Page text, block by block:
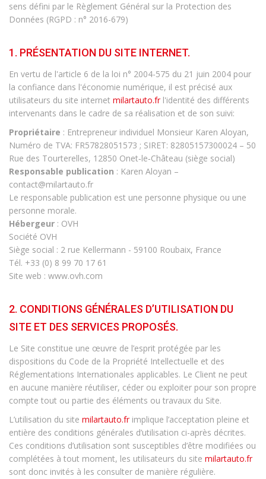
sens défini par le Règlement Général sur la Protection des
Données (RGPD : n° 2016-679)
1. PRÉSENTATION DU SITE INTERNET.
En vertu de l'article 6 de la loi n° 2004-575 du 21 juin 2004 pour
la confiance dans l'économie numérique, il est précisé aux
utilisateurs du site internet milartauto.frl'identité des différents
intervenants dans le cadre de sa réalisation et de son suivi:
Propriétaire : Entrepreneur individuel Monsieur Karen Aloyan,
Numéro de TVA: FR57828051573 ; SIRET: 82805157300024 – 50
Rue des Tourterelles, 12850 Onet‑le‑Château (siège social)
Responsable publication : Karen Aloyan –
contact@milartauto.fr
Le responsable publication est une personne physique ou une
personne morale.
Hébergeur : OVH
Société OVH
Siège social : 2 rue Kellermann - 59100 Roubaix, France
Tél. +33 (0) 8 99 70 17 61
Site web : www.ovh.com
2. CONDITIONS GÉNÉRALES D’UTILISATION DU
SITE ET DES SERVICES PROPOSÉS.
Le Site constitue une œuvre de l’esprit protégée par les
dispositions du Code de la Propriété Intellectuelle et des
Réglementations Internationales applicables. Le Client ne peut
en aucune manière réutiliser, céder ou exploiter pour son propre
compte tout ou partie des éléments ou travaux du Site.
L’utilisation du site milartauto.frimplique l’acceptation pleine et
entière des conditions générales d’utilisation ci-après décrites.
Ces conditions d’utilisation sont susceptibles d’être modifiées ou
complétées à tout moment, les utilisateurs du site milartauto.fr
sont donc invités à les consulter de manière régulière.